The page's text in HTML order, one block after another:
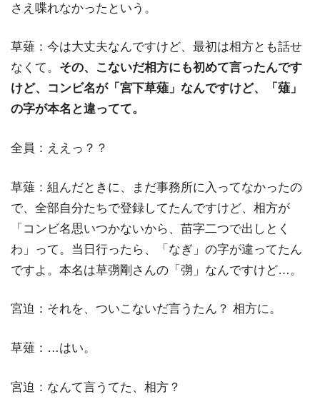
さえ喋れなかったという。
草薙：今は大丈夫なんですけど、最初は相方とも話せ
なくて。 その、こないだ相方にも初めて言ったんです
けど、コンビ名が「宮下草薙」なんですけど、「薙」
の字が本名と違ってて。
全員：ええっ？？
草薙：組んだときに、まだ事務所に入ってなかったの
で、全部自分たちで登録してたんですけど、相方が
「コンビ名思いつかないから、苗字二つで出しとく
わ」って。当日行ったら、「なぎ」の字が違ってたん
ですよ。本名は草彅剛さんの「彅」なんですけど…。
宮迫：それを、ついこないだ言うたん？ 相方に。
草薙：…はい。
宮迫：なんて言うてた、相方？